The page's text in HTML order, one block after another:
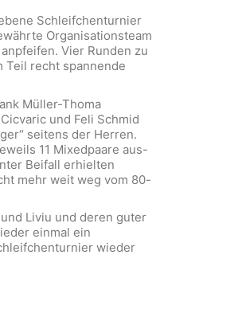
Schleifchenturnier
Organisationsteam
Vier Runden zu
Teil recht spannende
Müller-Thoma
und Feli Schmid
seitens der Herren.
11 Mixedpaare aus-
Beifall erhielten
mehr weit weg vom 80-
Liviu und deren guter
einmal ein
wieder